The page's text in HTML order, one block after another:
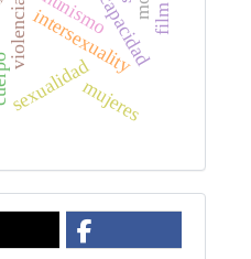
violencia
sexualidad
intersexuality
mujeres